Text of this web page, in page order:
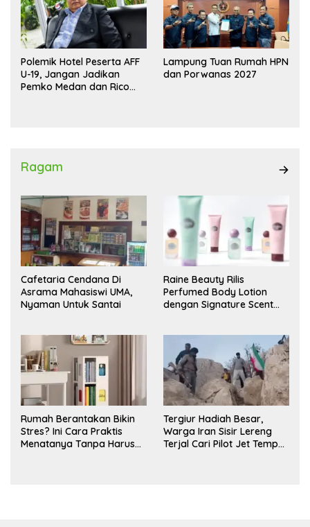
Polemik Hotel Peserta AFF
U-19, Jangan Jadikan
Pemko Medan dan Rico
Lampung Tuan Rumah HPN
dan Porwanas 2027
Ragam
Cafetaria Cendana Di
Asrama Mahasiswi UMA,
Nyaman Untuk Santai
Raine Beauty Rilis
Perfumed Body Lotion
dengan Signature Scent
Rumah Berantakan Bikin
Stres? Ini Cara Praktis
Menatanya Tanpa Harus
Tergiur Hadiah Besar,
Warga Iran Sisir Lereng
Terjal Cari Pilot Jet Tempur